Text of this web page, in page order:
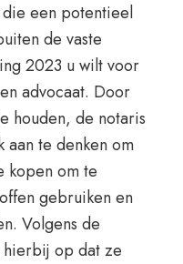
een potentieel
de vaste
2023 u wilt voor
advocaat. Door
houden, de notaris
te denken om
kopen om te
gebruiken en
Volgens de
op dat ze